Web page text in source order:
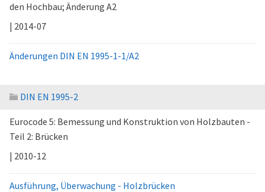
den Hochbau; Änderung A2
| 2014-07
Änderungen DIN EN 1995-1-1/A2
DIN EN 1995-2
Eurocode 5: Bemessung und Konstruktion von Holzbauten -
Teil 2: Brücken
| 2010-12
Ausführung, Überwachung - Holzbrücken